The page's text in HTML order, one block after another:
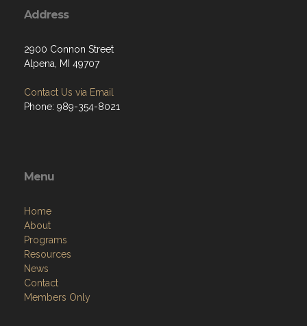
Address
2900 Connon Street
Alpena, MI 49707
Contact Us via Email
Phone: 989-354-8021
Menu
Home
About
Programs
Resources
News
Contact
Members Only